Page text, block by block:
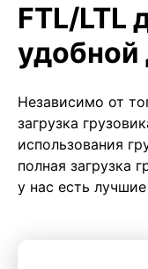
FTL/LTL
удобной
Независимо от
загрузка
использования
полная загрузка
у нас есть